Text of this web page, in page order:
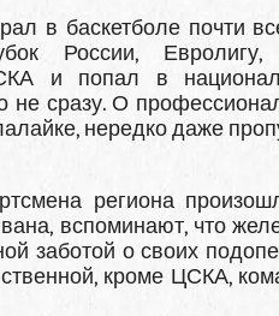
в баскетболе почти
России, Евролигу,
и попал в
не сразу. О
нередко даже
региона
вспоминают, что
заботой о своих
кроме ЦСКА,